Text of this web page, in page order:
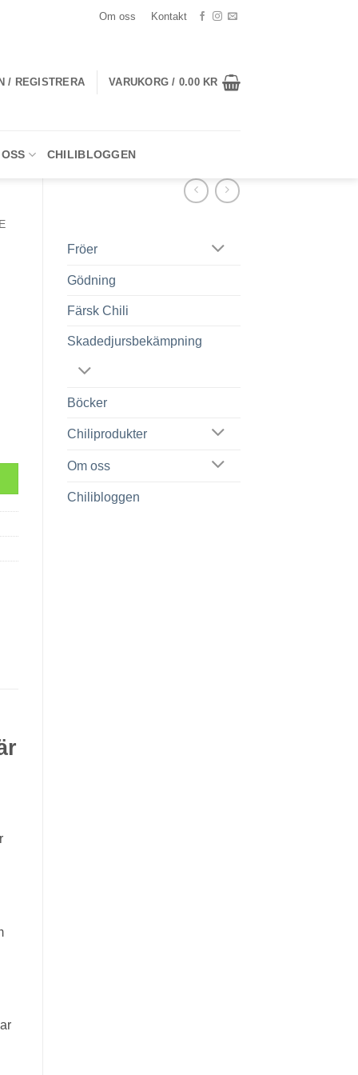
Om oss Kontakt
/ REGISTRERA VARUKORG / 0.00 KR
CHILIBLOGGEN
Fröer
Gödning
Färsk Chili
Skadedjursbekämpning
Böcker
Chiliprodukter
Om oss
Chilibloggen